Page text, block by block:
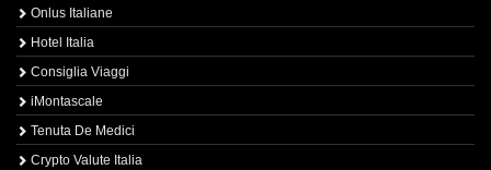
Onlus Italiane
Hotel Italia
Consiglia Viaggi
iMontascale
Tenuta De Medici
Crypto Valute Italia